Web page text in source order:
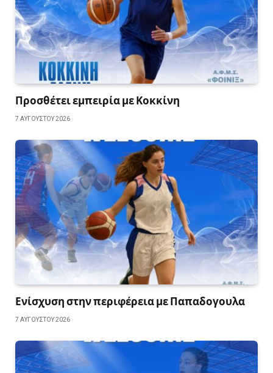
Προσθέτει εμπειρία με Κοκκίνη
7 ΑΥΓΟΎΣΤΟΥ 2026
Ενίσχυση στην περιφέρεια με Παπαδογουλα
7 ΑΥΓΟΎΣΤΟΥ 2026